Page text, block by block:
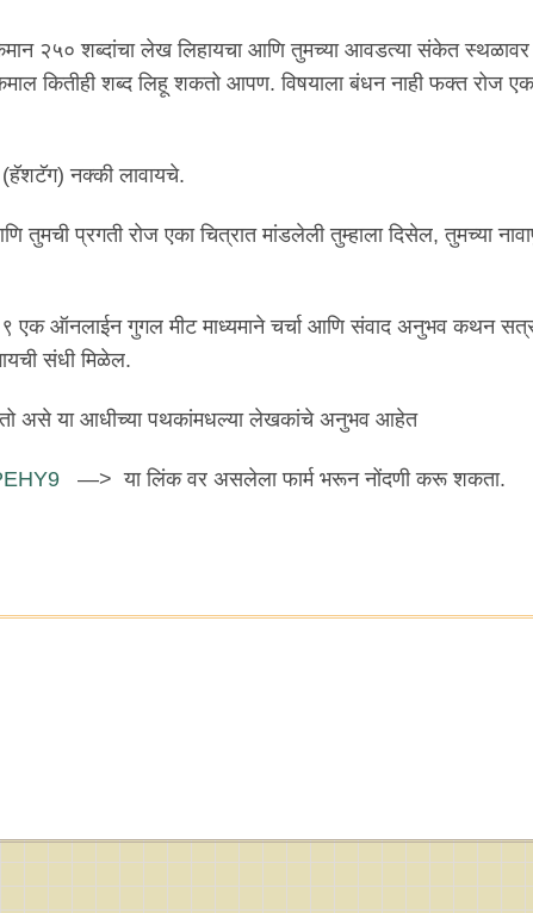
२५० शब्दांचा लेख लिहायचा आणि तुमच्या आवडत्या संकेत
कितीही शब्द लिहू शकतो आपण. विषयाला बंधन नाही फक्त रोज
नक्की लावायचे.
प्रगती रोज एका चित्रात मांडलेली तुम्हाला दिसेल, तुमच्या
९ एक ऑनलाईन गुगल मीट माध्यमाने चर्चा आणि संवाद अनुभव कथन
संधी मिळेल.
असे या आधीच्या पथकांमधल्या लेखकांचे अनुभव आहेत
—> या लिंक वर असलेला फार्म भरून नोंदणी करू शकता.